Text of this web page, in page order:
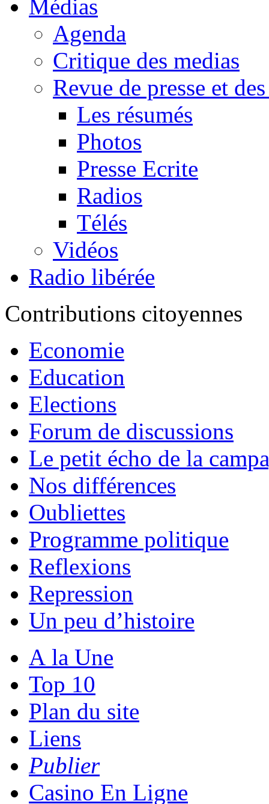
Médias
Agenda
Critique des medias
Revue de presse et
Les résumés
Photos
Presse Ecrite
Radios
Télés
Vidéos
Radio libérée
Contributions citoyennes
Economie
Education
Elections
Forum de discussions
Le petit écho de la
Nos différences
Oubliettes
Programme politique
Reflexions
Repression
Un peu d’histoire
A la Une
Top 10
Plan du site
Liens
Publier
Casino En Ligne